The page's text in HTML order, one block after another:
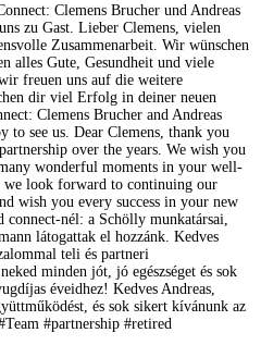
Clemens Brucher und Andreas
zu Gast. Lieber Clemens, vielen
Zusammenarbeit. Wir wünschen
alles Gute, Gesundheit und viele
freuen uns auf die weitere
dir viel Erfolg in deiner neuen
Clemens Brucher and Andreas
to see us. Dear Clemens, thank you
over the years. We wish you
wonderful moments in your well-
we look forward to continuing our
wish you every success in your new
nél: a Schölly munkatársai,
látogattak el hozzánk. Kedves
teli és partneri
minden jót, jó egészséget és sok
éveidhez! Kedves Andreas,
és sok sikert kívánunk az
#partnership #retired